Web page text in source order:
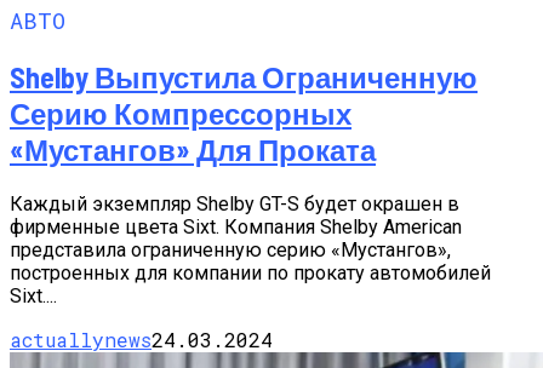
АВТО
Shelby Выпустила Ограниченную
Серию Компрессорных
«Мустангов» Для Проката
Каждый экземпляр Shelby GT-S будет окрашен в
фирменные цвета Sixt. Компания Shelby American
представила ограниченную серию «Мустангов»,
построенных для компании по прокату автомобилей
Sixt....
actuallynews24.03.2024